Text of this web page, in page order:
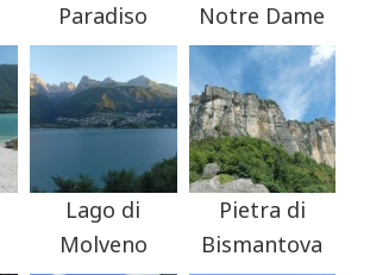
Paradiso
Notre Dame
Lago di
Molveno
Pietra di
Bismantova